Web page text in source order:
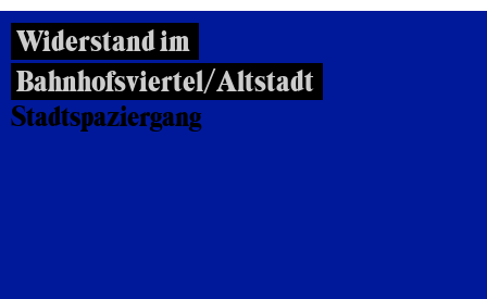
Widerstand im
Bahnhofsviertel/Altstadt
Stadtspaziergang